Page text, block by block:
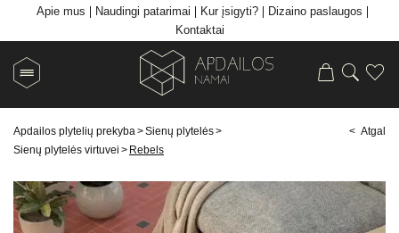
Apie mus Naudingi patarimai Kur įsigyti?
Dizaino paslaugos
Kontaktai
Apdailos plytelių prekyba >Sienų plytelės>
Sienų plytelės virtuvei > Rebels
< Atgal